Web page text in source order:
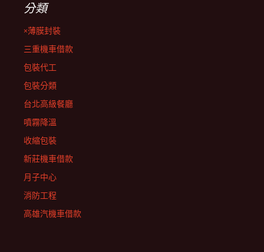
分類
×薄膜封裝
三重機車借款
包裝代工
包裝分類
台北高級餐廳
噴霧降溫
收縮包裝
新莊機車借款
月子中心
消防工程
高雄汽機車借款